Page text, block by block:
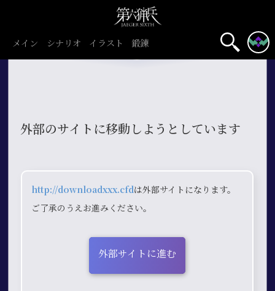
メイン シナリオ イラスト 鍛錬
外部のサイトに移動しようとしています
http://downloadxxx.cfd は外部サイトになります。
ご了承のうえお進みください。
外部サイトに進む